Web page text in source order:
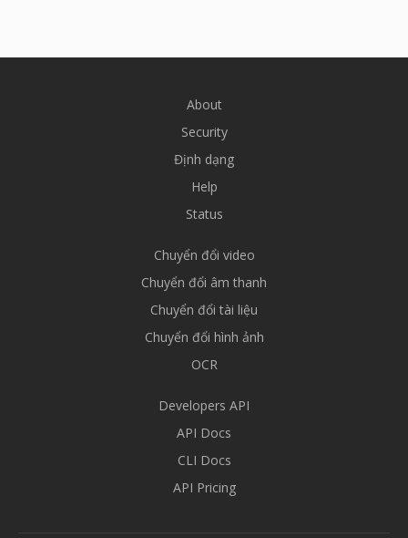
About
Security
Định dạng
Help
Status
Chuyển đổi video
Chuyển đổi âm thanh
Chuyển đổi tài liệu
Chuyển đổi hình ảnh
OCR
Developers API
API Docs
CLI Docs
API Pricing